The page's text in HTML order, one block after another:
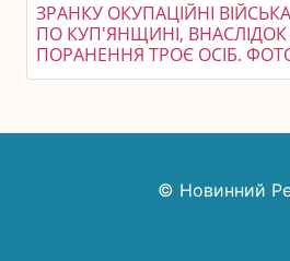
ЗРАНКУ ОКУПАЦІЙНІ
ПО КУП'ЯНЩИНІ,
ПОРАНЕННЯ ТРОЄ ОСІБ.
© Новинний